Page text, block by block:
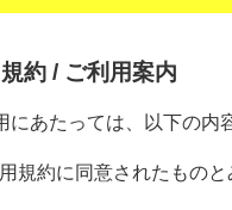
約 / ご利用案内
にあたっては、以下の
規約に同意されたもの